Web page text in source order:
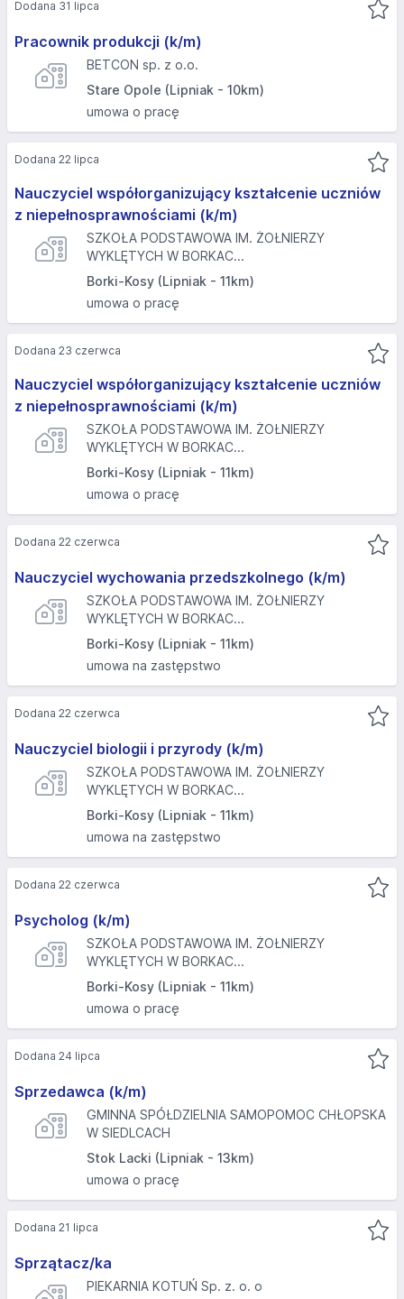
Pracownik produkcji (k/m)
BETCON sp. z o.o.
Stare Opole (Lipniak - 10km)
umowa o pracę
Dodana 31 lipca
Nauczyciel współorganizujący kształcenie uczniów
z niepełnosprawnościami (k/m)
SZKOŁA PODSTAWOWA IM. ŻOŁNIERZY
WYKLĘTYCH W BORKAC...
Borki-Kosy (Lipniak - 11km)
umowa o pracę
Dodana 22 lipca
Nauczyciel współorganizujący kształcenie uczniów
z niepełnosprawnościami (k/m)
SZKOŁA PODSTAWOWA IM. ŻOŁNIERZY
WYKLĘTYCH W BORKAC...
Borki-Kosy (Lipniak - 11km)
umowa o pracę
Dodana 23 czerwca
Nauczyciel wychowania przedszkolnego (k/m)
SZKOŁA PODSTAWOWA IM. ŻOŁNIERZY
WYKLĘTYCH W BORKAC...
Borki-Kosy (Lipniak - 11km)
umowa na zastępstwo
Dodana 22 czerwca
Nauczyciel biologii i przyrody (k/m)
SZKOŁA PODSTAWOWA IM. ŻOŁNIERZY
WYKLĘTYCH W BORKAC...
Borki-Kosy (Lipniak - 11km)
umowa na zastępstwo
Dodana 22 czerwca
Psycholog (k/m)
SZKOŁA PODSTAWOWA IM. ŻOŁNIERZY
WYKLĘTYCH W BORKAC...
Borki-Kosy (Lipniak - 11km)
umowa o pracę
Dodana 22 czerwca
Sprzedawca (k/m)
GMINNA SPÓŁDZIELNIA SAMOPOMOC CHŁOPSKA
W SIEDLCACH
Stok Lacki (Lipniak - 13km)
umowa o pracę
Dodana 24 lipca
Sprzątacz/ka
PIEKARNIA KOTUŃ Sp. z. o. o
Dodana 21 lipca